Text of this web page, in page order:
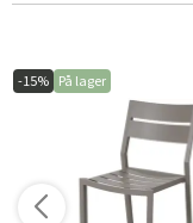
-15% På lager